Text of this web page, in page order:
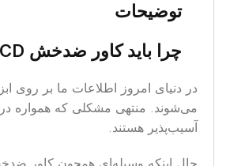
توضیحات
چرا باید کاور ضدخش CD را بخریم؟
آسیب‌پذیر هستند.